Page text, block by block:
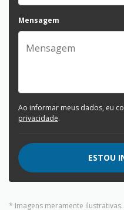
Mensagem
Ao informar meus dados, eu
privacidade.
ESTOU
* Imagens meramente